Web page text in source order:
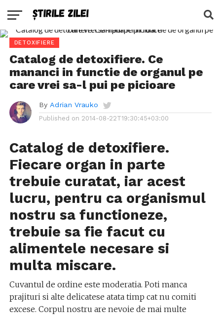
DETOXIFIERE
Catalog de detoxifiere. Ce
mananci in functie de organul pe
care vrei sa-l pui pe picioare
By Adrian Vrauko
Published on 2014-08-22T19:30:45+03:00
Catalog de detoxifiere.
Fiecare organ in parte
trebuie curatat, iar acest
lucru, pentru ca organismul
nostru sa functioneze,
trebuie sa fie facut cu
alimentele necesare si
multa miscare.
Cuvantul de ordine este moderatia. Poti manca
prajituri si alte delicatese atata timp cat nu comiti
excese. Corpul nostru are nevoie de mai multe